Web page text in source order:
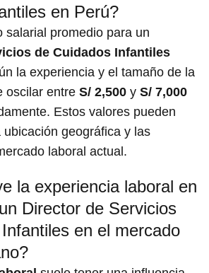
en Perú?
salarial promedio para un
de Cuidados Infantiles
la experiencia y el tamaño de la
oscilar entre S/ 2,500 y S/ 7,000
Estos valores pueden
geográfica y las
laboral actual.
la experiencia laboral en
Director de Servicios
en el mercado